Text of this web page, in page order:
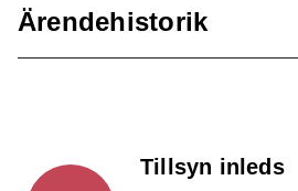
Ärendehistorik
Tillsyn inleds